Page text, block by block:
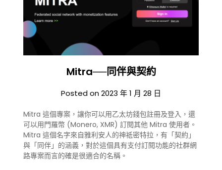
Mitra──同伴與契約
Posted on2023 年 1 月 28 日
Mitra 這個專案，讓你可以用乙太坊錢包註冊及登入，還
可以用門羅幣 (Monero, XMR) 訂閱其他 Mitra 使用者。
Mitra 這個名字來自雅利安人的神祗密特拉，有「契約」
與「同伴」的涵義，對於這個具有支付訂閱功能的社群網
路專案而言的確是很適合的名稱。